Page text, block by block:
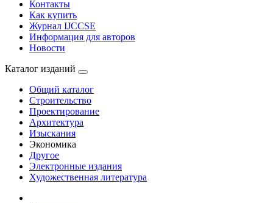
Контакты
Как купить
Журнал IJCCSE
Информация для авторов
Новости
Каталог изданий
Общий каталог
Строительство
Проектирование
Архитектура
Изыскания
Экономика
Другое
Электронные издания
Художественная литература